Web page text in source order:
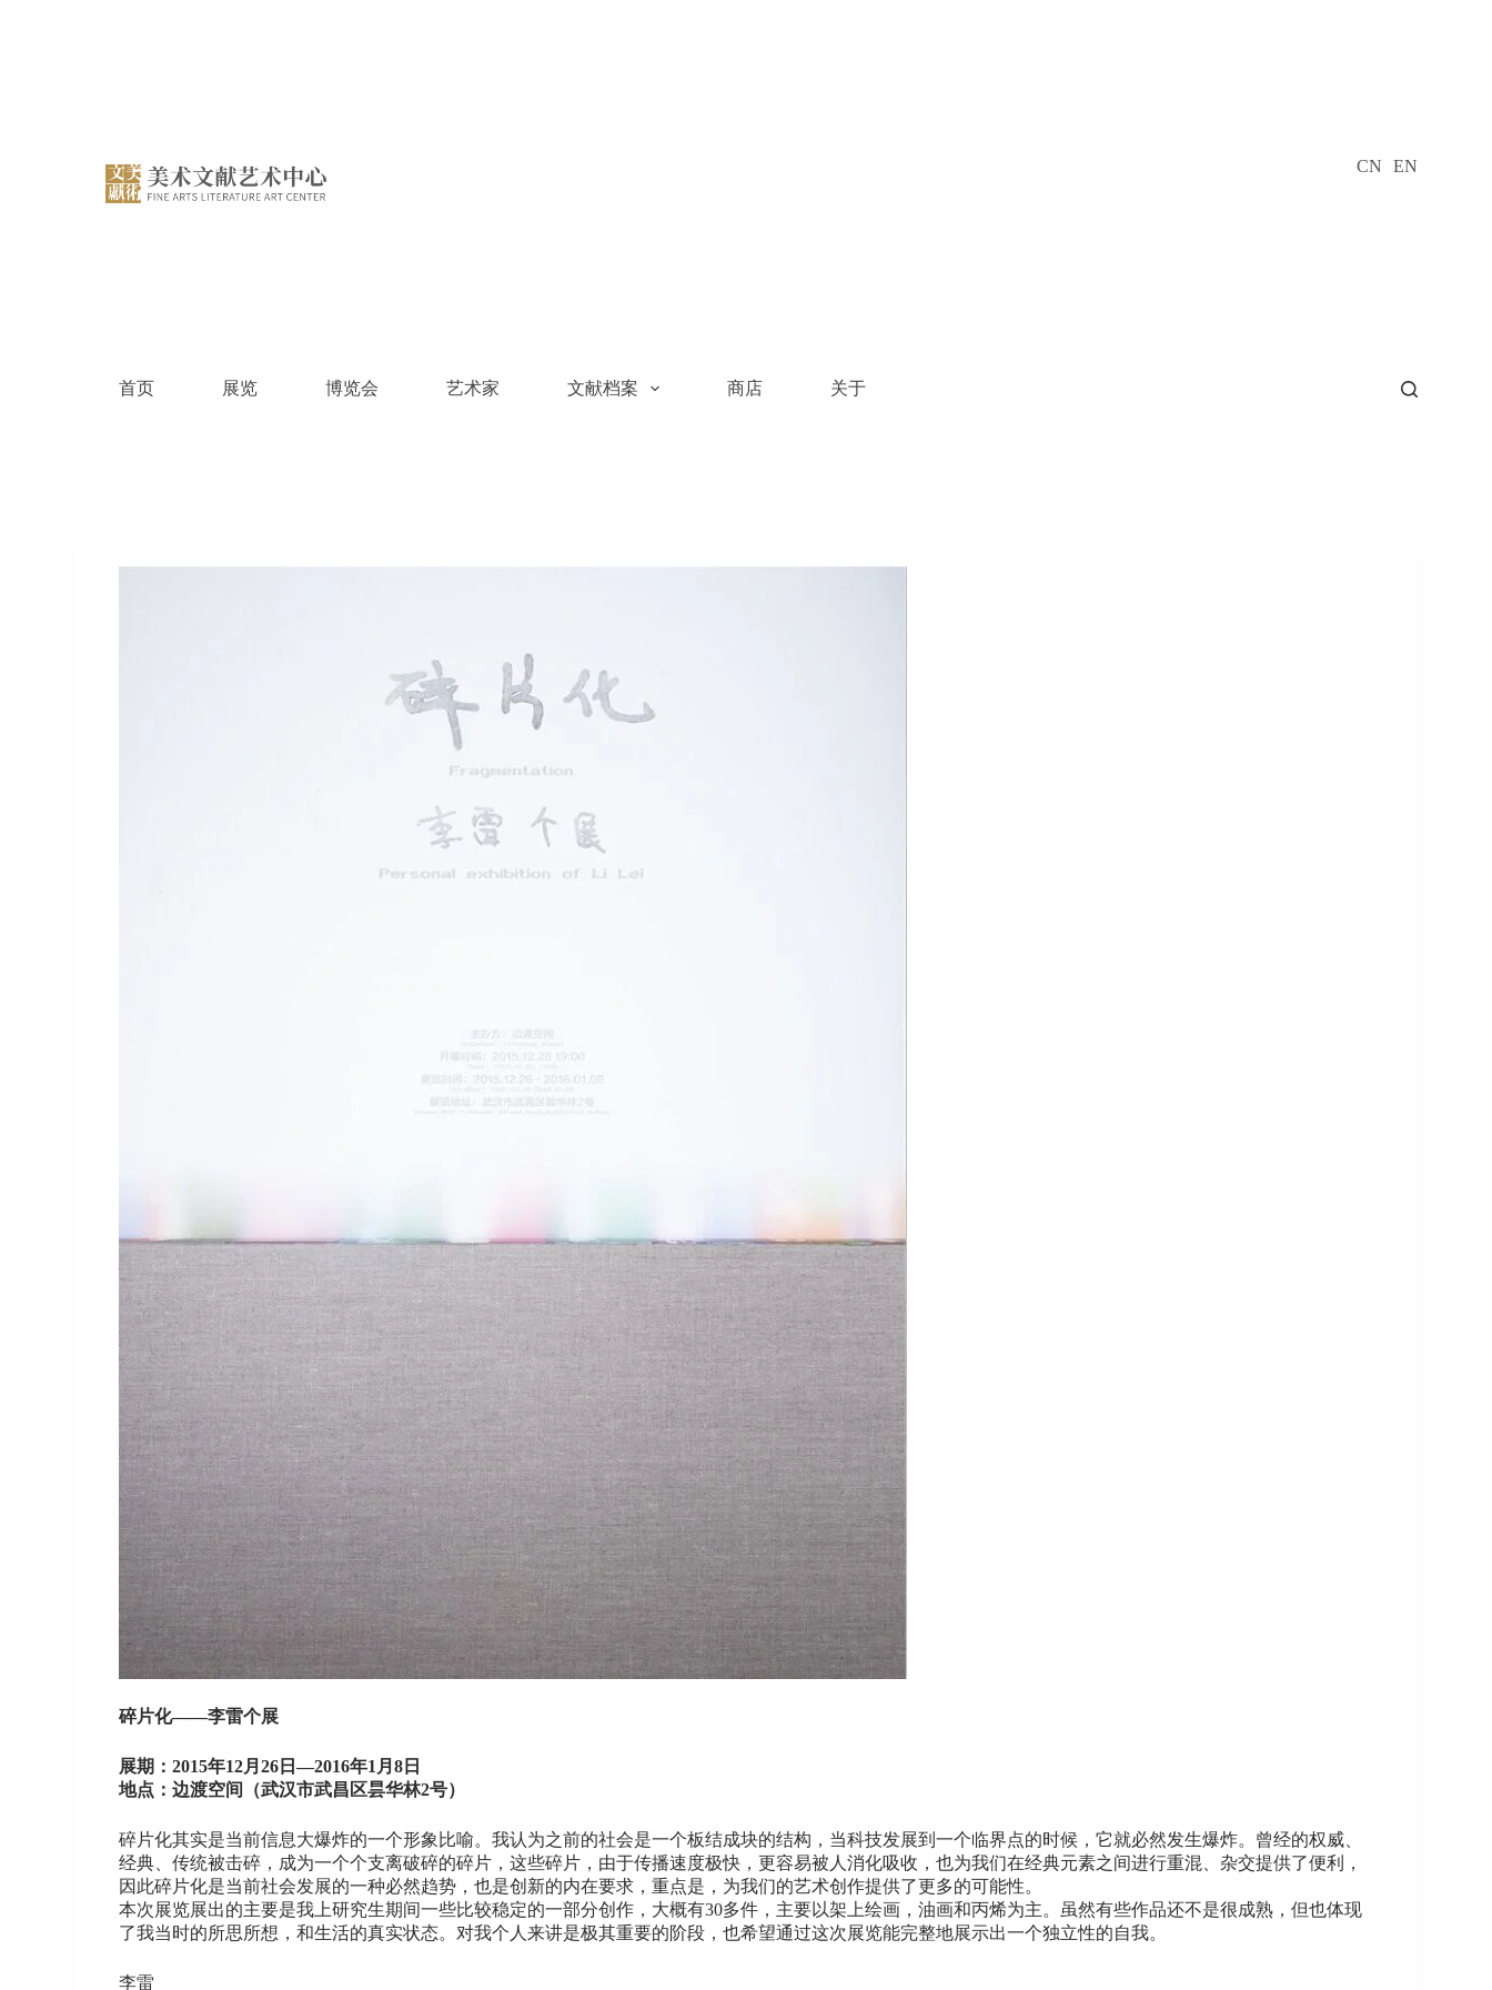
CN EN
首页 展览 博览会 艺术家 文献档案 商店 关于
碎片化——李雷个展
展期：2015年12月26日—2016年1月8日
地点：边渡空间（武汉市武昌区昙华林2号）
碎片化其实是当前信息大爆炸的一个形象比喻。我认为之前的社会是一个板结成块的结构，当科技发展到一个临界点的时候，它就必然发生爆炸。曾经的权威、
经典、传统被击碎，成为一个个支离破碎的碎片，这些碎片，由于传播速度极快，更容易被人消化吸收，也为我们在经典元素之间进行重混、杂交提供了便利，
因此碎片化是当前社会发展的一种必然趋势，也是创新的内在要求，重点是，为我们的艺术创作提供了更多的可能性。
本次展览展出的主要是我上研究生期间一些比较稳定的一部分创作，大概有30多件，主要以架上绘画，油画和丙烯为主。虽然有些作品还不是很成熟，但也体现
了我当时的所思所想，和生活的真实状态。对我个人来讲是极其重要的阶段，也希望通过这次展览能完整地展示出一个独立性的自我。
李雷